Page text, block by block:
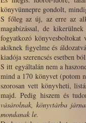
könyvünnepre gondolt,
S főleg az új, az erre az
magabízással, de
fogyatkozó könyvesboltokat
akiknek figyelme és
kiadója szerencsés esetben
S itt egyáltalán nem a
mind a 170 könyvet (potom
szorosan vett könyvheti,
majd. Pedig hiszem és
vásárolnak, könyvtárba
mondanak le.